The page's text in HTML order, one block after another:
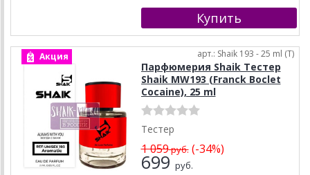
Акция арт.: Shaik 193 - 25 ml (T)
Парфюмерия Shaik Тестер
Shaik MW193 (Franck Boclet
Cocaine), 25 ml
Тестер
1 059руб.(-34%)
699 руб.